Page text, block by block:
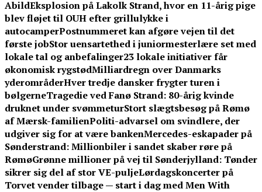
AbildEksplosion på Lakolk Strand, hvor en 11-årig pige
blev fløjet til OUH efter grillulykke i
autocamperPostnummeret kan afgøre vejen til det
første jobStor uensartethed i juniormesterlære set med
lokale tal og anbefalinger23 lokale initiativer får
økonomisk rygstødMilliardregn over Danmarks
yderområderHver tredje dansker frygter turen i
bølgerneTragedie ved Fanø Strand: 80-årig kvinde
druknet under svømmeturStort slægtsbesøg på Rømø
af Mærsk-familienPoliti-advarsel om svindlere, der
udgiver sig for at være bankenMercedes-eskapader på
Sønderstrand: Millionbiler i sandet skaber røre på
RømøGrønne millioner på vej til Sønderjylland: Tønder
sikrer sig del af stor VE-puljeLørdagskoncerter på
Torvet vender tilbage — start i dag med Men With